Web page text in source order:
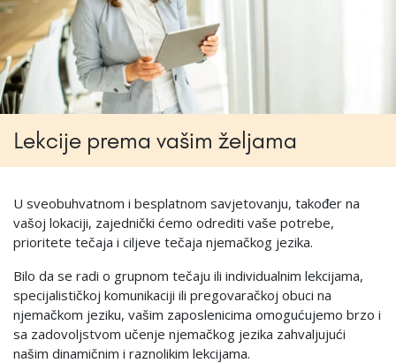
Lekcije prema vašim željama
U sveobuhvatnom i besplatnom savjetovanju, također na
vašoj lokaciji, zajednički ćemo odrediti vaše potrebe,
prioritete tečaja i ciljeve tečaja njemačkog jezika.
Bilo da se radi o grupnom tečaju ili individualnim lekcijama,
specijalističkoj komunikaciji ili pregovaračkoj obuci na
njemačkom jeziku, vašim zaposlenicima omogućujemo brzo i
sa zadovoljstvom učenje njemačkog jezika zahvaljujući
našim dinamičnim i raznolikim lekcijama.